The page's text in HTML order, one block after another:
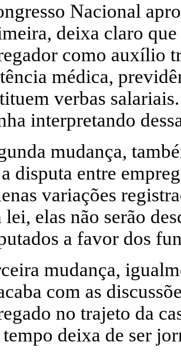
Nacional
deixa claro
como auxílio
médica,
verbas
interpretando
mudança,
disputa entre
variações
lei, elas não serão
a favor dos
mudança,
com as
no trajeto da
tempo deixa de ser